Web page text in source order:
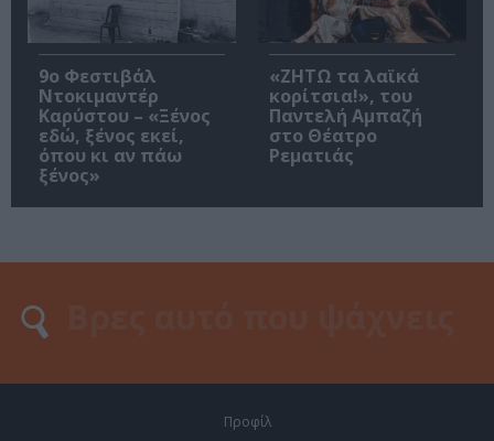
9ο Φεστιβάλ
Ντοκιμαντέρ
Καρύστου – «Ξένος
εδώ, ξένος εκεί,
όπου κι αν πάω
ξένος»
«ΖΗΤΩ τα λαϊκά
κορίτσια!», του
Παντελή Αμπαζή
στο Θέατρο
Ρεματιάς
Προφίλ